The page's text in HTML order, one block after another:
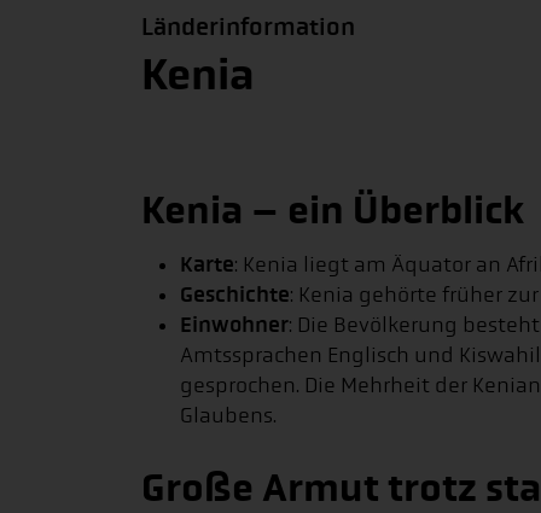
Länderinformation
Kenia
Kenia – ein Überblick
Karte: Kenia liegt am Äquator an
Geschichte: Kenia gehörte früher
Einwohner: Die Bevölkerung
Amtssprachen Englisch und
gesprochen. Die Mehrheit der
Glaubens.
Große Armut trotz